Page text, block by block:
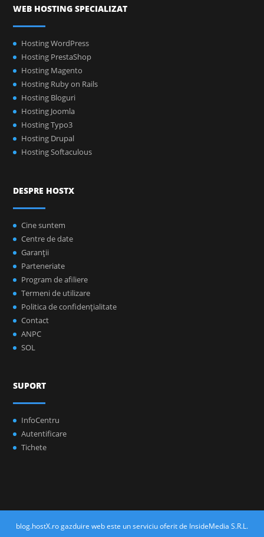
WEB HOSTING SPECIALIZAT
Hosting WordPress
Hosting PrestaShop
Hosting Magento
Hosting Ruby on Rails
Hosting Bloguri
Hosting Joomla
Hosting Typo3
Hosting Drupal
Hosting Softaculous
DESPRE HOSTX
Cine suntem
Centre de date
Garanţii
Parteneriate
Program de afiliere
Termeni de utilizare
Politica de confidenţialitate
Contact
ANPC
SOL
SUPORT
InfoCentru
Autentificare
Tichete
blog.hostX.ro gazduire web este un serviciu oferit de InsideMedia S.R.L.